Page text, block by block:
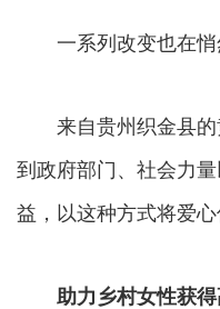
一系列改变也在悄
来自贵州织金县的黄
到政府部门、社会力
益，以这种方式将爱
助力乡村女性获